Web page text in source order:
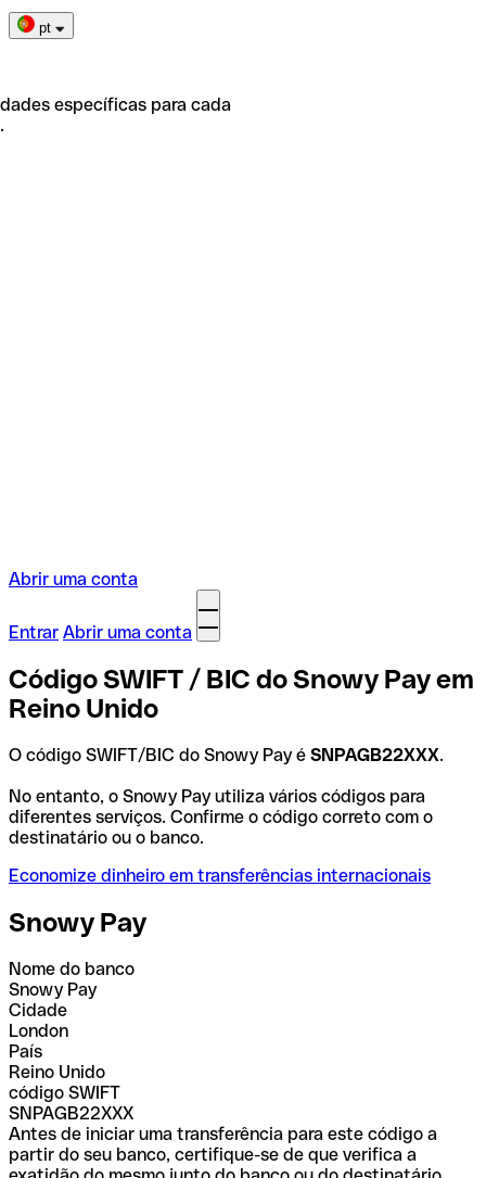
pt
específicas para cada
Abrir uma conta
Entrar Abrir uma conta
Código SWIFT / BIC do Snowy Pay em
Reino Unido
O código SWIFT/BIC do Snowy Pay é SNPAGB22XXX.
No entanto, o Snowy Pay utiliza vários códigos para
diferentes serviços. Confirme o código correto com o
destinatário ou o banco.
Economize dinheiro em transferências internacionais
Snowy Pay
Nome do banco
Snowy Pay
Cidade
London
País
Reino Unido
código SWIFT
SNPAGB22XXX
Antes de iniciar uma transferência para este código a
partir do seu banco, certifique-se de que verifica a